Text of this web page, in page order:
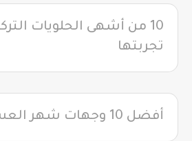
10 من أشهى الحلويات
تجربتها
أفضل 10 وجهات شهر العسل في تركيا